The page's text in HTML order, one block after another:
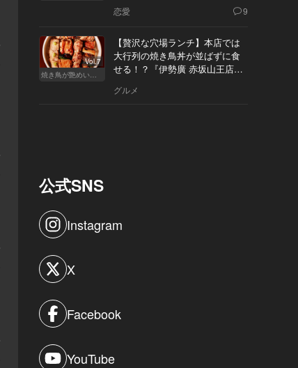
恋愛 9
Vol.7
焼き鳥が艶めいてきた
【贅沢な穴場ランチ】本店では
大行列の焼き鳥丼が並ばずに食
せる！？『伊勢廣 赤坂山王店』
グルメ
公式SNS
Instagram
X
Facebook
YouTube